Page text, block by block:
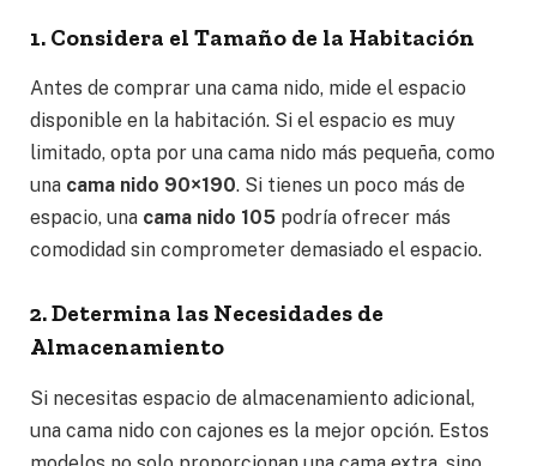
1. Considera el Tamaño de la Habitación
Antes de comprar una cama nido, mide el espacio
disponible en la habitación. Si el espacio es muy
limitado, opta por una cama nido más pequeña, como
una cama nido 90×190. Si tienes un poco más de
espacio, una cama nido 105 podría ofrecer más
comodidad sin comprometer demasiado el espacio.
2. Determina las Necesidades de
Almacenamiento
Si necesitas espacio de almacenamiento adicional,
una cama nido con cajones es la mejor opción. Estos